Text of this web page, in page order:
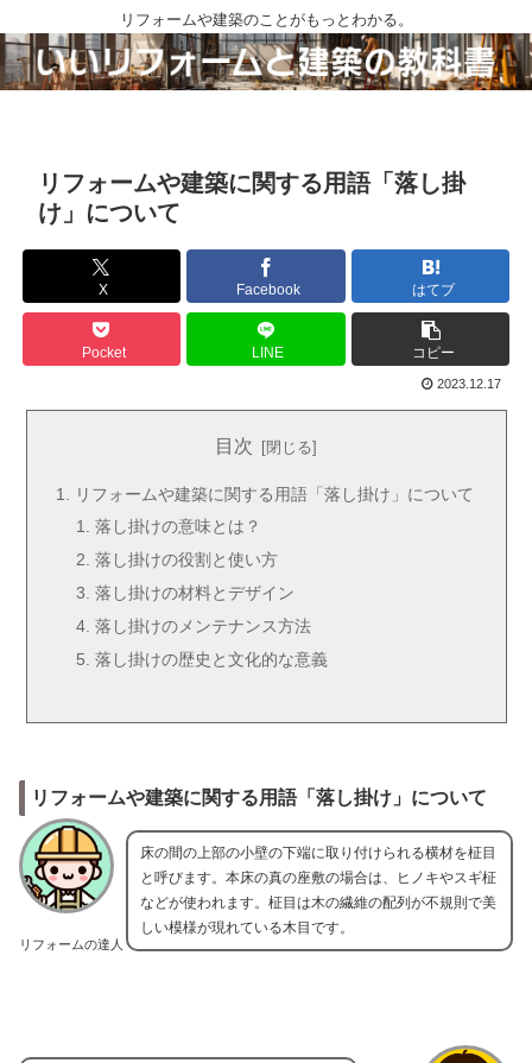
リフォームや建築のことがもっとわかる。
リフォームや建築に関する用語「落し掛
け」について
X Facebook はてブ
Pocket LINE コピー
2023.12.17
目次
リフォームや建築に関する用語「落し掛け」について
落し掛けの意味とは？
落し掛けの役割と使い方
落し掛けの材料とデザイン
落し掛けのメンテナンス方法
落し掛けの歴史と文化的な意義
リフォームや建築に関する用語「落し掛け」について
リフォームの達人
床の間の上部の小壁の下端に取り付けられる横材を柾目
と呼びます。本床の真の座敷の場合は、ヒノキやスギ柾
などが使われます。柾目は木の繊維の配列が不規則で美
しい模様が現れている木目です。